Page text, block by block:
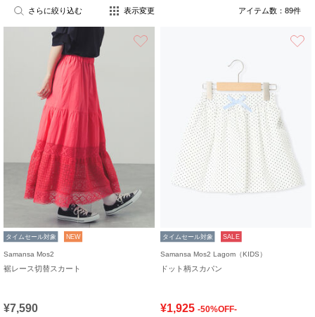
さらに絞り込む 表示変更 アイテム数： 89件
タイムセール対象 NEW
Samansa Mos2
裾レース切替スカート
¥7,590
タイムセール対象 SALE
Samansa Mos2 Lagom（KIDS）
ドット柄スカパン
¥1,925 -50%OFF-